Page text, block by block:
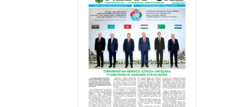
подсчетом их эксплуатационных
запасов, изучением качества
обнаруженных подземных вод.
В 2002 году экспедиция получила
свое нынешнее название –
Ахалская гидрогеологическая